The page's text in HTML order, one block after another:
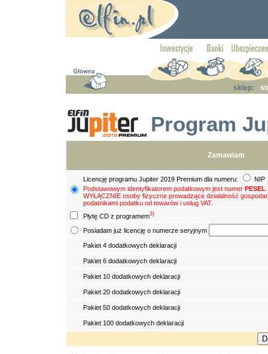
sklep:
Program
Zamawiam
Licencję programu Jupiter 2019 Premium dla numeru:
NIP
Podstawowym identyfikatorem podatkowym jest numer PESEL
WYŁĄCZNIE osoby fizyczne prowadzące działalność
podatnikami podatku od towarów i usług VAT.
Płytę CD z programem3)
Posiadam już licencję o numerze seryjnym
Pakiet 4 dodatkowych deklaracji
Pakiet 6 dodatkowych deklaracji
Pakiet 10 dodatkowych deklaracji
Pakiet 20 dodatkowych deklaracji
Pakiet 50 dodatkowych deklaracji
Pakiet 100 dodatkowych deklaracji